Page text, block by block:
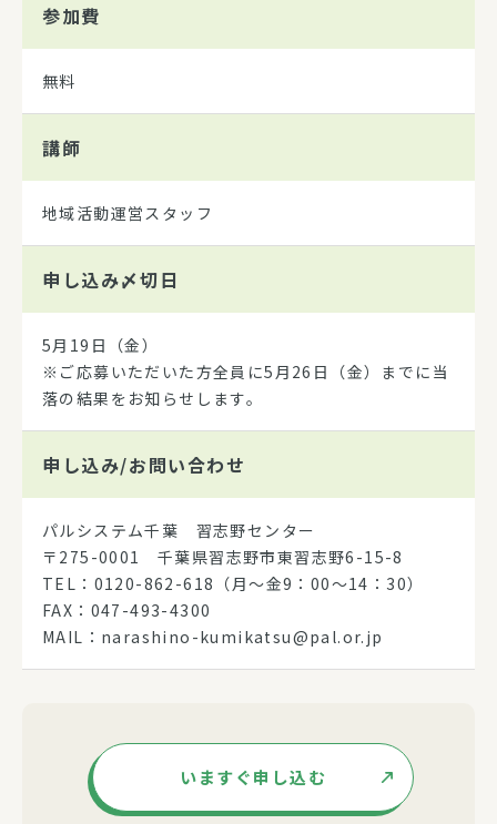
参加費
無料
講師
地域活動運営スタッフ
申し込み〆切日
5月19日（金）
※ご応募いただいた方全員に5月26日（金）までに当
落の結果をお知らせします。
申し込み/お問い合わせ
パルシステム千葉 習志野センター
〒275-0001 千葉県習志野市東習志野6-15-8
TEL：0120-862-618（月～金9：00～14：30）
FAX：047-493-4300
MAIL：narashino-kumikatsu@pal.or.jp
いますぐ申し込む